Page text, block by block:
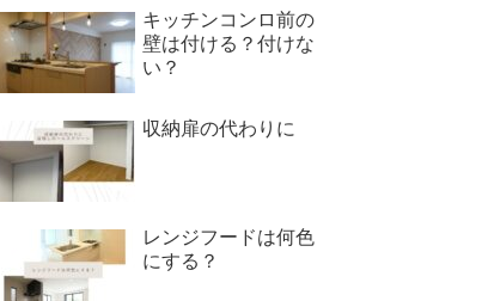
キッチンコンロ前の
壁は付ける？付けな
い？
収納扉の代わりに
レンジフードは何色
にする？